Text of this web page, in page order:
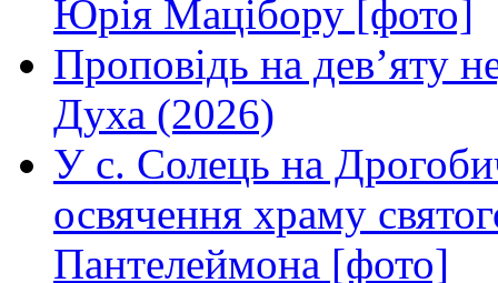
Юрія Мацібору [фото]
Проповідь на дев’яту
Духа (2026)
У с. Солець на
освячення храму
Пантелеймона [фото]